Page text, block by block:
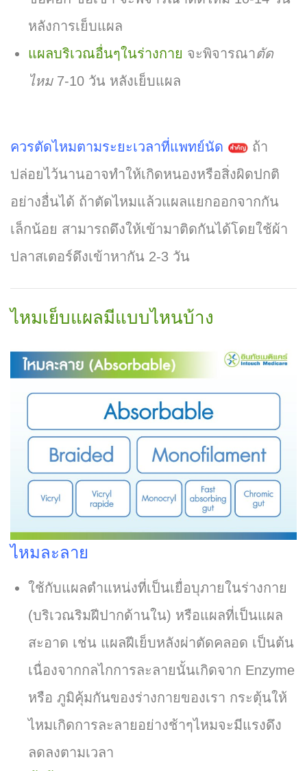
หลังการเย็บแผล
แผลบริเวณอื่นๆในร่างกาย จะพิจารณาตัด
ไหม7-10 วัน หลังเย็บแผล
ควรตัดไหมตามระยะเวลาที่แพทย์นัด
ถ้า
ปล่อยไว้นานอาจทำให้เกิดหนองหรือสิ่งผิดปกติ
อย่างอื่นได้ ถ้าตัดไหมแล้วแผลแยกออกจากกัน
เล็กน้อย สามารถดึงให้เข้ามาติดกันได้โดยใช้ผ้า
ปลาสเตอร์ดึงเข้าหากัน 2-3 วัน
ไหมเย็บแผลมีแบบไหนบ้าง
ไหมละลาย
ใช้กับแผลตำแหน่งที่เป็นเยื่อบุภายในร่างกาย
(บริเวณริมฝีปากด้านใน) หรือแผลที่เป็นแผล
สะอาด เช่น แผลฝีเย็บหลังผ่าตัดคลอด เป็นต้น
เนื่องจากกลไกการละลายนั้นเกิดจาก Enzyme
หรือ ภูมิคุ้มกันของร่างกายของเรา กระตุ้นให้
ไหมเกิดการละลายอย่างช้าๆไหมจะมีแรงดึง
ลดลงตามเวลา